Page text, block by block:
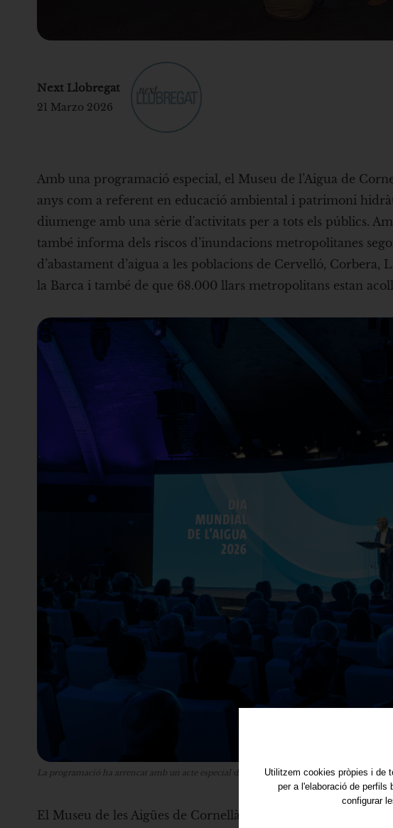
Next Llobregat
21 Marzo 2026
Amb una programació especial, el Museu de l’Aigua de
anys com a referent en educació ambiental i patrimoni
diumenge amb una sèrie d'activitats per a tots els públics.
també informa dels riscos d’inundacions metropolitanes
d’abastament d’aigua a les poblacions de Cervelló,
la Barca i també de que 68.000 llars metropolitans estan
La programació ha arrencat amb un acte especial dirigit a la ciutadania i a les
El Museu de les Aigües de Cornellà, ara anomenat com la
Utilitzem cookies pròpies i de
per a l'elaboració de
configurar